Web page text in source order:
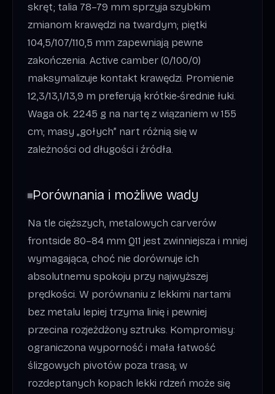
skręt; talia 78–79 mm sprzyja szybkim
zmianom krawędzi na twardym; piętki
104,5/107/110,5 mm zapewniają pewne
zakończenia. Active camber (0/100/0)
maksymalizuje kontakt krawędzi. Promienie
12,3/13,1/13,9 m preferują krótkie‑średnie łuki.
Waga ok. 2245 g na nartę z wiązaniem w 155
cm; masy „gołych” nart różnią się w
zależności od długości i źródła.
Porównania i możliwe wady
Na tle cięższych, metalowych carverów
frontside 80–84 mm Q11 jest zwinniejsza i mniej
wymagająca, choć nie dorównuje ich
absolutnemu spokoju przy najwyższej
prędkości. W porównaniu z lekkimi nartami
bez metalu lepiej trzyma linię i pewniej
przecina rozjeżdżony sztruks. Kompromisy:
ograniczona wyporność i mała łatwość
ślizgowych pivotów poza trasą; w
rozdeptanych kopach lekki rdzeń może się